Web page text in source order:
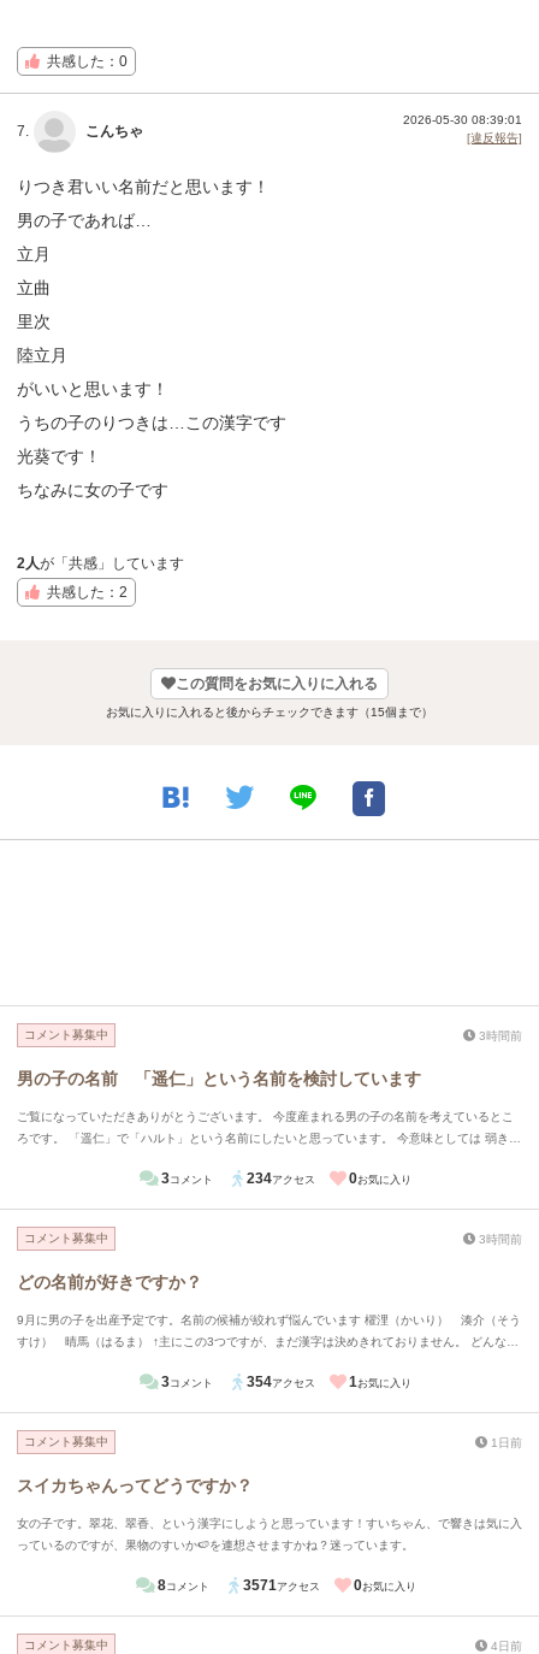
共感した：0
7. こんちゃ
2026-05-30 08:39:01
[違反報告]
りつき君いい名前だと思います！
男の子であれば…
立月
立曲
里次
陸立月
がいいと思います！
うちの子のりつきは…この漢字です
光葵です！
ちなみに女の子です
2人が「共感」しています
共感した：2
この質問をお気に入りに入れる
お気に入りに入れると後からチェックできます（15個まで）
コメント募集中 3時間前
男の子の名前 「遥仁」という名前を検討しています
ご覧になっていただきありがとうございます。 今度産まれる男の子の名前を考えているとこ
ろです。 「遥仁」で「ハルト」という名前にしたいと思っています。 今意味としては 弱きを
この漢字を使うと少しおごそかな雰囲気が出そうなので柔らかくするために「遥」という字を
「ハルヒト」と読みますか？読みで苦労をかけたくないなと思い思案しているところです。
ちなみに「ハルヒト」という音は少し皇族感が出過ぎちゃわないかな？と思って今はあまり考
3コメント 234アクセス 0お気に入り
コメント募集中 3時間前
どの名前が好きですか？
9月に男の子を出産予定です。名前の候補が絞れず悩んでいます 櫂浬（かいり） 湊介（そう
すけ） 晴馬（はるま） ↑主にこの3つですが、まだ漢字は決めきれておりません。 どんな印
3コメント 354アクセス 1お気に入り
コメント募集中 1日前
スイカちゃんってどうですか？
女の子です。翠花、翠香、という漢字にしようと思っています！すいちゃん、で響きは気に入
っているのですが、果物のすいか🍉を連想させますかね？迷っています。
8コメント 3571アクセス 0お気に入り
コメント募集中 4日前